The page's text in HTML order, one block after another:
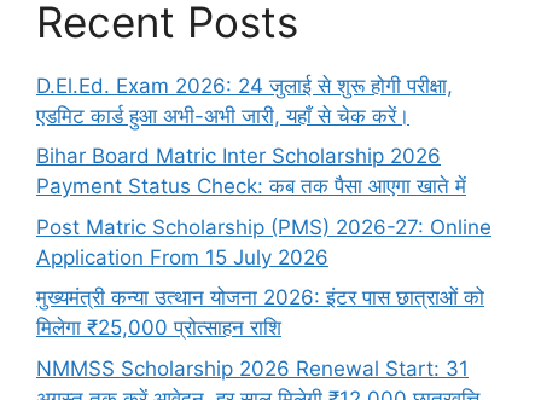
Recent Posts
D.El.Ed. Exam 2026: 24 जुलाई से शुरू होगी परीक्षा,
एडमिट कार्ड हुआ अभी-अभी जारी, यहाँ से चेक करें।
Bihar Board Matric Inter Scholarship 2026
Payment Status Check: कब तक पैसा आएगा खाते में
Post Matric Scholarship (PMS) 2026-27: Online
Application From 15 July 2026
मुख्यमंत्री कन्या उत्थान योजना 2026: इंटर पास छात्राओं को
मिलेगा ₹25,000 प्रोत्साहन राशि
NMMSS Scholarship 2026 Renewal Start: 31